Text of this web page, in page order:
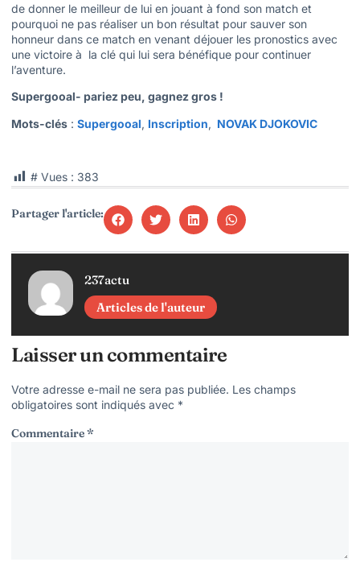
de donner le meilleur de lui en jouant à fond son match et
pourquoi ne pas réaliser un bon résultat pour sauver son
honneur dans ce match en venant déjouer les pronostics avec
une victoire à la clé qui lui sera bénéfique pour continuer
l’aventure.
Supergooal- pariez peu, gagnez gros !
Mots-clés : Supergooal, Inscription, NOVAK DJOKOVIC
# Vues : 383
Partager l'article:
237actu
Articles de l'auteur
Laisser un commentaire
Votre adresse e-mail ne sera pas publiée. Les champs
obligatoires sont indiqués avec *
Commentaire*